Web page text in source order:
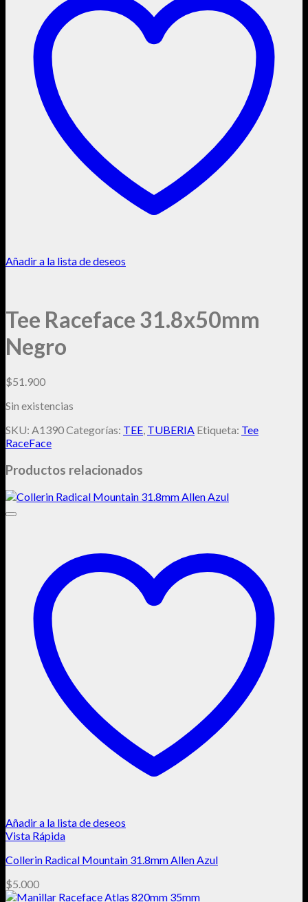
Añadir a la lista de deseos
Tee Raceface 31.8x50mm
Negro
$51.900
Sin existencias
SKU: A1390Categorías: TEE, TUBERIA Etiqueta: Tee
RaceFace
Productos relacionados
Añadir a la lista de deseos
Vista Rápida
Collerin Radical Mountain 31.8mm Allen Azul
$5.000